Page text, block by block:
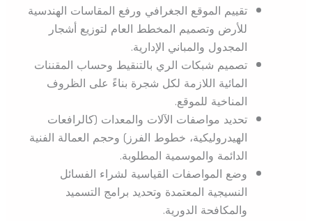
تقييم الموقع الجغرافي ورفع المقاسات الهندسية
للأرض وتصميم المخطط العام لتوزيع أشجار
المجدول والمباني الإدارية.
تصميم شبكات الري بالتنقيط وحساب المقننات
المائية اللازمة لكل شجرة بناءً على الظروف
المناخية للموقع.
تحديد مواصفات الآلات والمعدات (كالرافعات
الهيدروليكية، خطوط الفرز) وحجم العمالة الفنية
الدائمة والموسمية المطلوبة.
وضع المواصفات القياسية لشراء الفسائل
النسيجية المعتمدة وتحديد برامج التسميد
والمكافحة الدورية.